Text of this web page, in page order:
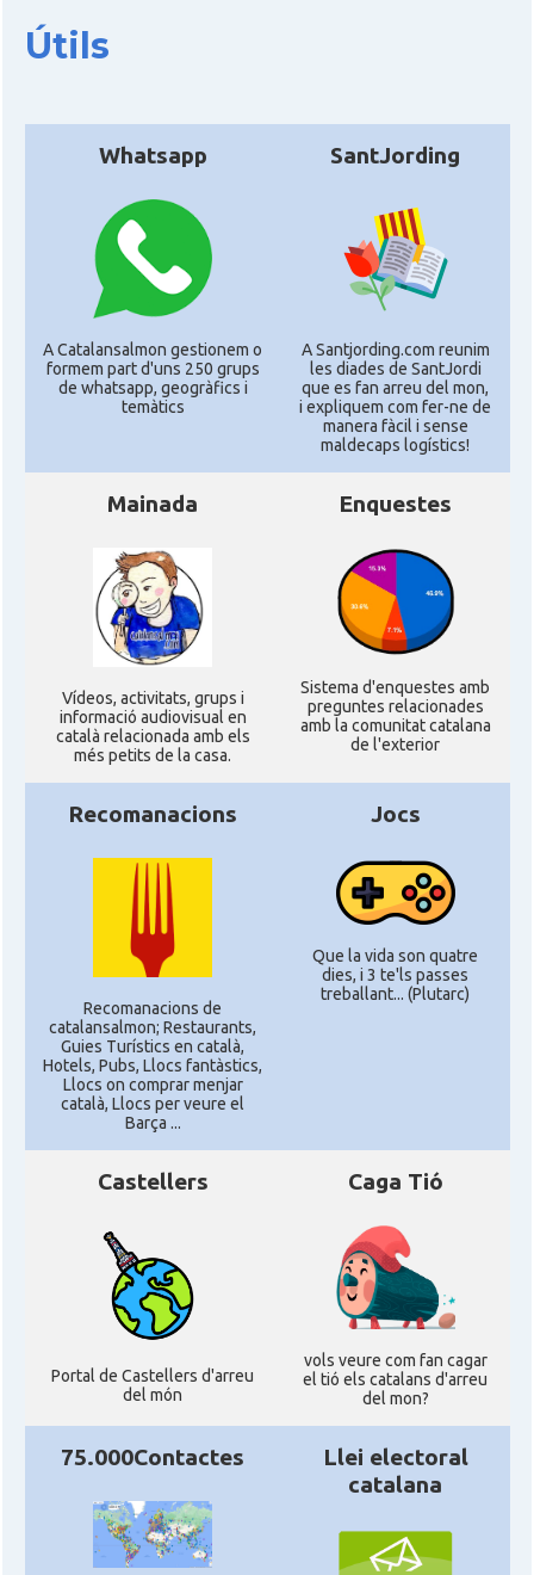
Útils
Whatsapp
A Catalansalmon gestionem o
formem part d'uns 250 grups
de whatsapp, geogràfics i
temàtics
SantJording
A Santjording.com reunim
les diades de SantJordi
que es fan arreu del mon,
i expliquem com fer-ne de
manera fàcil i sense
maldecaps logí­stics!
Mainada
Ví­deos, activitats, grups i
informació audiovisual en
català relacionada amb els
més petits de la casa.
Enquestes
Sistema d'enquestes amb
preguntes relacionades
amb la comunitat catalana
de l'exterior
Recomanacions
Recomanacions de
catalansalmon; Restaurants,
Guies Turístics en català,
Hotels, Pubs, Llocs fantàstics,
Llocs on comprar menjar
català, Llocs per veure el
Barça ...
Jocs
Que la vida son quatre
dies, i 3 te'ls passes
treballant... (Plutarc)
Castellers
Portal de Castellers d'arreu
del món
Caga Tió
vols veure com fan cagar
el tió els catalans d'arreu
del mon?
75.000Contactes
Llei electoral
catalana